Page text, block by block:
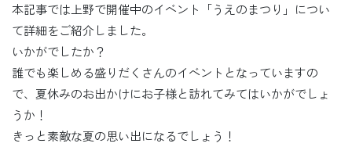
本記事では上野で開催中のイベント「うえのまつり」につい
て詳細をご紹介しました。
いかがでしたか？
誰でも楽しめる盛りだくさんのイベントとなっていますの
で、夏休みのお出かけにお子様と訪れてみてはいかがでしょ
うか！
きっと素敵な夏の思い出になるでしょう！